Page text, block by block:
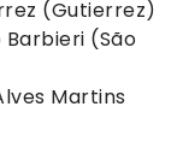
(Gutierrez)
Barbieri (São
Martins